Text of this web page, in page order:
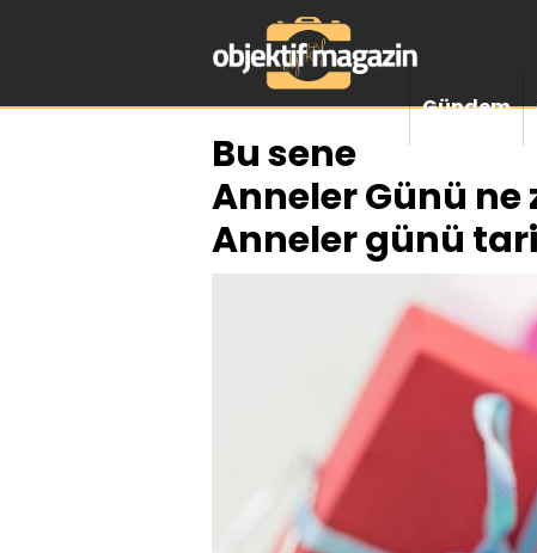
Gündem
Bu sene
Anneler Günü
Anneler günü